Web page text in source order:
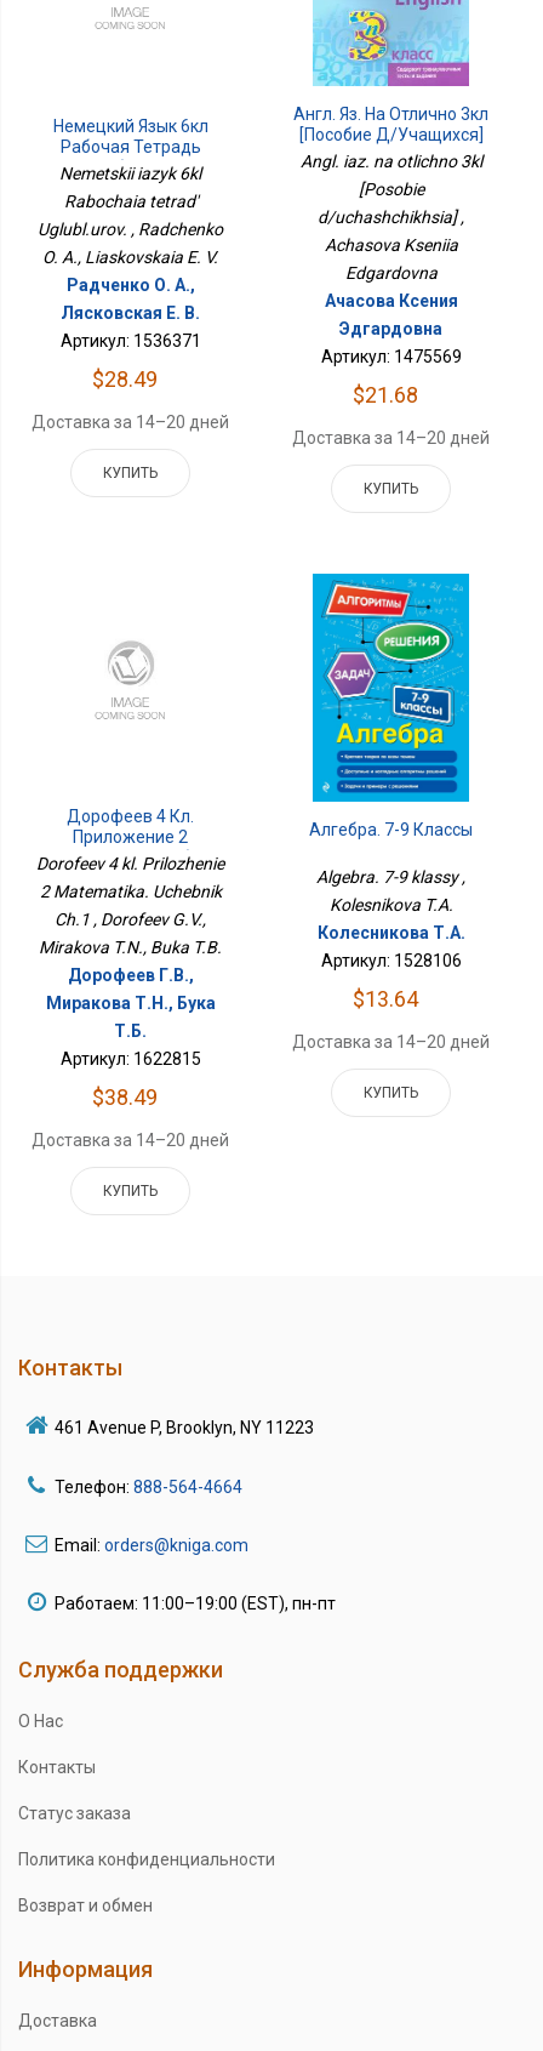
Немецкий Язык 6кл
Рабочая Тетрадь
Углубл.уров.
Nemetskii iazyk 6kl
Rabochaia tetrad'
Uglubl.urov. , Radchenko
O. A., Liaskovskaia E. V.
Радченко О. А.,
Лясковская Е. В.
Артикул: 1536371
$28.49
Доставка за 14–20 дней
КУПИТЬ
Англ. Яз. На Отлично 3кл
[Пособие Д/учащихся]
Angl. iaz. na otlichno 3kl
[Posobie
d/uchashchikhsia] ,
Achasova Kseniia
Edgardovna
Ачасова Ксения
Эдгардовна
Артикул: 1475569
$21.68
Доставка за 14–20 дней
КУПИТЬ
Дорофеев 4 Кл.
Приложение 2
Математика. Учебник
Dorofeev 4 kl. Prilozhenie
2 Matematika. Uchebnik
Ch.1 , Dorofeev G.V.,
Mirakova T.N., Buka T.B.
Дорофеев Г.В.,
Миракова Т.Н., Бука
Т.Б.
Артикул: 1622815
$38.49
Доставка за 14–20 дней
КУПИТЬ
Алгебра. 7-9 Классы
Algebra. 7-9 klassy ,
Kolesnikova T.A.
Колесникова Т.А.
Артикул: 1528106
$13.64
Доставка за 14–20 дней
КУПИТЬ
Контакты
461 Avenue P, Brooklyn, NY 11223
Телефон: 888-564-4664
Email: orders@kniga.com
Работаем: 11:00–19:00 (EST), пн-пт
Служба поддержки
О Нас
Контакты
Статус заказа
Политика конфиденциальности
Возврат и обмен
Информация
Доставка